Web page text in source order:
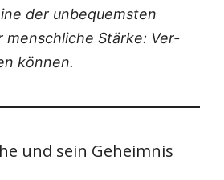
der unbe­quems­ten
mensch­li­che Stär­ke: Ver­
können.
und sein Geheimnis